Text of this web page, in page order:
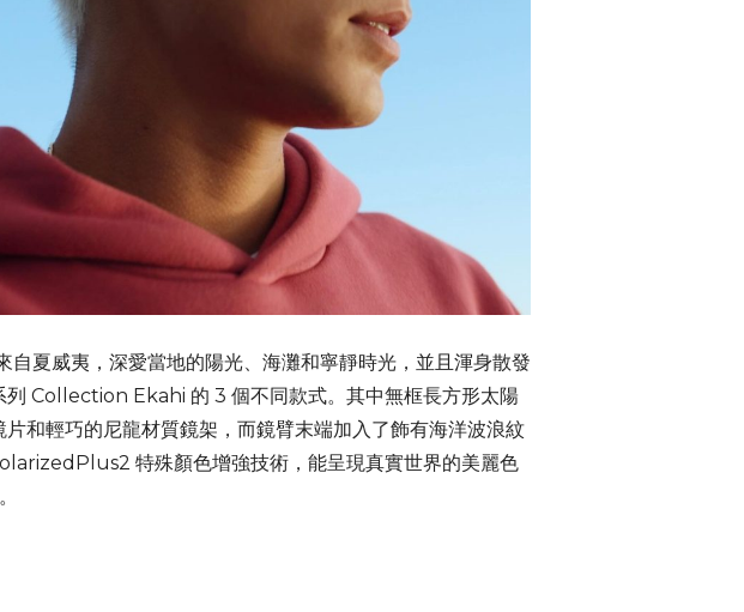
夏威夷，深愛當地的陽光、海灘和寧靜時光，並且渾身散發
Collection Ekahi 的 3 個不同款式。其中無框長方形太陽
和輕巧的尼龍材質鏡架，而鏡臂末端加入了飾有海洋波浪紋
特殊顏色增強技術，能呈現真實世界的美麗色